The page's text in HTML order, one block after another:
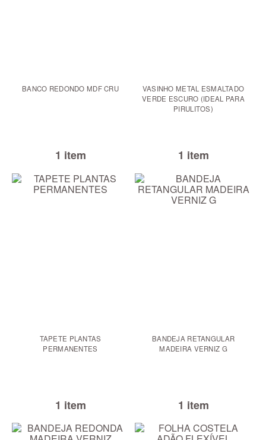
BANCO REDONDO MDF CRU
1 item
VASINHO METAL ESMALTADO
VERDE ESCURO (IDEAL PARA
PIRULITOS)
1 item
TAPETE PLANTAS
PERMANENTES
1 item
BANDEJA RETANGULAR
MADEIRA VERNIZ G
1 item